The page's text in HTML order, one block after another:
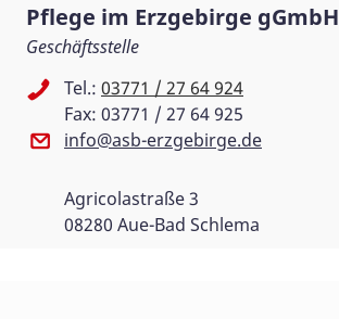
Pflege im Erzgebirge gGmbH
Geschäftsstelle
Tel.: 03771 / 27 64 924
Fax: 03771 / 27 64 925
info@asb-erzgebirge.de
Agricolastraße 3
08280 Aue-Bad Schlema